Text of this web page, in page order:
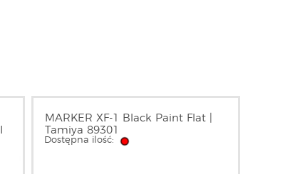
MARKER XF-1 Black Paint Flat |
Tamiya 89301
Dostępna ilość: